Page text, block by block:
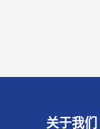
关于我们